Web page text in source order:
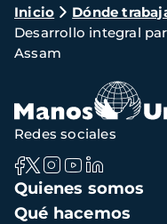
Ruta
de
navegación
Inicio Dónde
Desarrollo integral
Assam
Navegación
principal
Quienes somos
Qué hacemos
Redes sociales